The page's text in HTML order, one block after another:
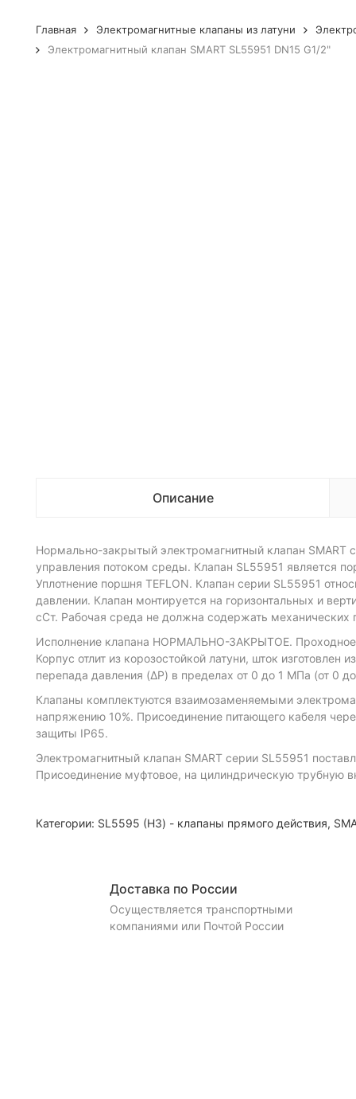
Главная Электромагнитные клапаны из латуни
Электромагнитный клапан SMART SL55951 DN15 G1/2"
Описание
Нормально-закрытый электромагнитный клапан
управления потоком среды. Клапан SL55951 является
Уплотнение поршня TEFLON. Клапан серии SL55951
давлении. Клапан монтируется на горизонтальных и
сСт. Рабочая среда не должна содержать механических
Исполнение клапана НОРМАЛЬНО-ЗАКРЫТОЕ. Проходное
Корпус отлит из корозостойкой латуни, шток
перепада давления (ΔP) в пределах от 0 до 1 МПа (от 0
Клапаны комплектуются взаимозаменяемыми
напряжению 10%. Присоединение питающего кабеля
защиты IP65.
Электромагнитный клапан SMART серии SL55951
Присоединение муфтовое, на цилиндрическую трубную
Категории: SL5595 (НЗ) - клапаны прямого действия,
Доставка по России
Осуществляется транспортными
компаниями или Почтой России